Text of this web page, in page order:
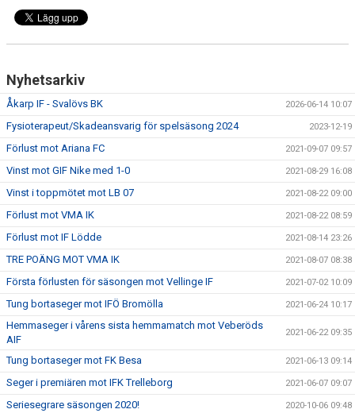
Nyhetsarkiv
Åkarp IF - Svalövs BK 2026-06-14 10:07
Fysioterapeut/Skadeansvarig för spelsäsong 2024 2023-12-19
Förlust mot Ariana FC 2021-09-07 09:57
Vinst mot GIF Nike med 1-0 2021-08-29 16:08
Vinst i toppmötet mot LB 07 2021-08-22 09:00
Förlust mot VMA IK 2021-08-22 08:59
Förlust mot IF Lödde 2021-08-14 23:26
TRE POÄNG MOT VMA IK 2021-08-07 08:38
Första förlusten för säsongen mot Vellinge IF 2021-07-02 10:09
Tung bortaseger mot IFÖ Bromölla 2021-06-24 10:17
Hemmaseger i vårens sista hemmamatch mot Veberöds
AIF
2021-06-22 09:35
Tung bortaseger mot FK Besa 2021-06-13 09:14
Seger i premiären mot IFK Trelleborg 2021-06-07 09:07
Seriesegrare säsongen 2020! 2020-10-06 09:48